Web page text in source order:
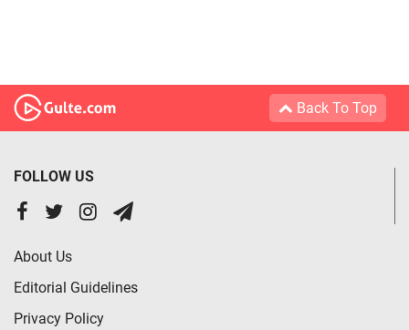
Back To Top
FOLLOW US
About Us
Editorial Guidelines
Privacy Policy